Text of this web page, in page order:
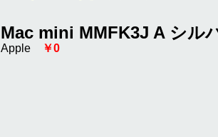
Mac mini MMFK3J A シル
Apple ￥0